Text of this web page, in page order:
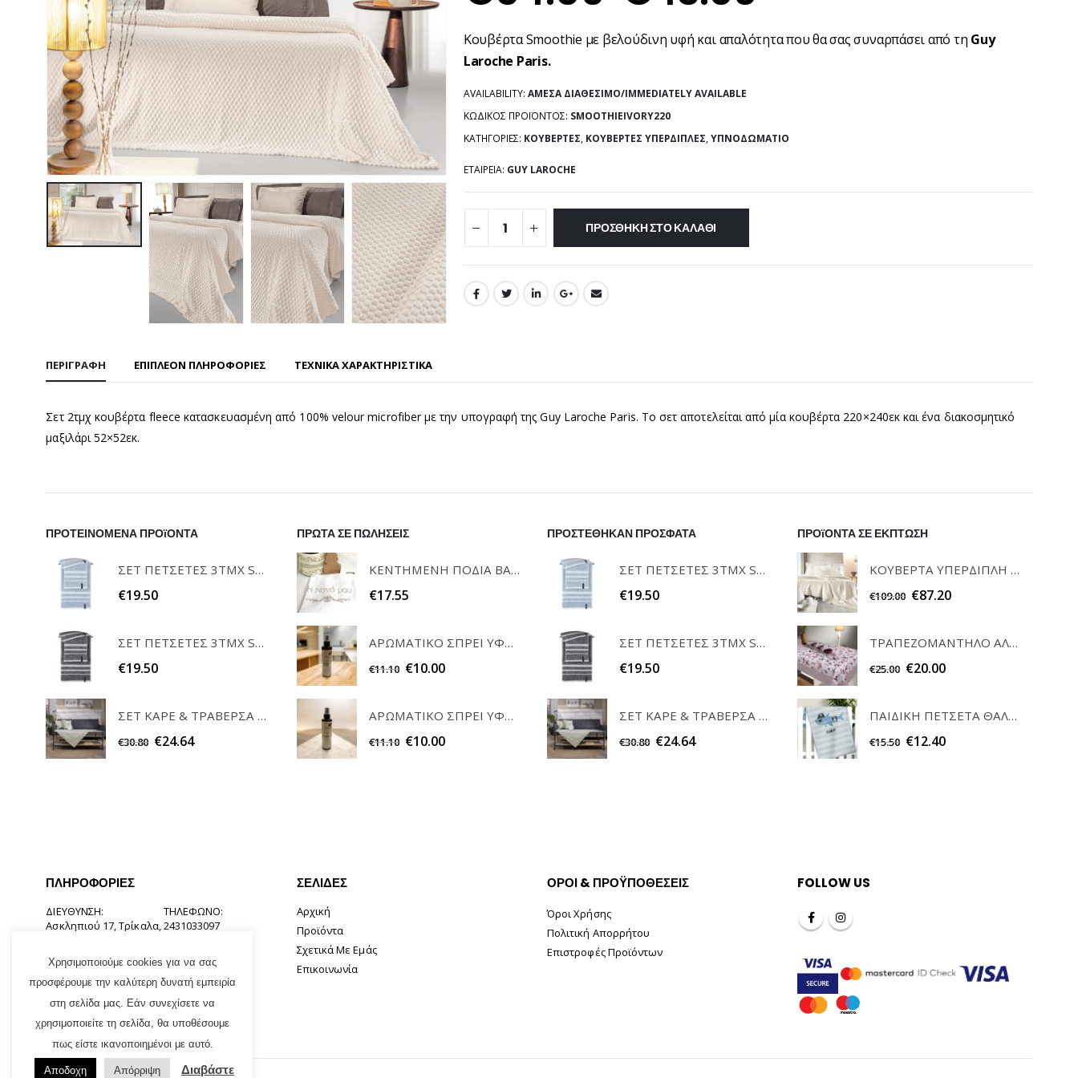
Κουβέρτα Smoothie με βελούδινη υφή και απαλότητα που θα σας συναρπάσει από τη Guy
Laroche Paris.
AVAILABILITY: ΆΜΕΣΑ ΔΙΑΘΈΣΙΜΟ/IMMEDIATELY AVAILABLE
ΚΩΔΙΚΌΣ ΠΡΟΪΌΝΤΟΣ: SMOOTHIEIVORY220
ΚΑΤΗΓΟΡΊΕΣ: ΚΟΥΒΈΡΤΕΣ, ΚΟΥΒΈΡΤΕΣ ΥΠΈΡΔΙΠΛΕΣ,ΥΠΝΟΔΩΜΆΤΙΟ
ΕΤΑΙΡΕΊΑ: GUY LAROCHE
ΠΡΟΣΘΉΚΗ ΣΤΟ ΚΑΛΆΘΙ
ΠΕΡΙΓΡΑΦΉ ΕΠΙΠΛΈΟΝ ΠΛΗΡΟΦΟΡΊΕΣ ΤΕΧΝΙΚΑ ΧΑΡΑΚΤΗΡΙΣΤΙΚΑ
Σετ 2τμχ κουβέρτα fleece κατασκευασμένη από 100% velour microfiber με την υπογραφή της Guy Laroche Paris. Το σετ αποτελείται από μία κουβέρτα 220×240εκ και ένα διακοσμητικό
μαξιλάρι 52×52εκ.
ΠΡΟΤΕΙΝΟΜΕΝΑ ΠΡΟϊΟΝΤΑ
ΣΕΤ ΠΕΤΣΕΤΕΣ 3ΤΜΧ SOFRANO CIELO GUY LAROCHE
€19.50
ΣΕΤ ΠΕΤΣΕΤΕΣ 3ΤΜΧ SOFRANO ANTHRACITE GUY LAROCHE
€19.50
ΣΕΤ ΚΑΡΕ & ΤΡΑΒΕΡΣΑ PEONY 08 TEORAN HOME & MORE
€30.80 €24.64
ΠΡΩΤΑ ΣΕ ΠΩΛΗΣΕΙΣ
ΚΕΝΤΗΜΕΝΗ ΠΟΔΙΑ ΒΑΦΤΙΣΗΣ "Η ΝΟΝΑ ΜΟΥ" RAISON D'ETRE
€17.55
ΑΡΩΜΑΤΙΚΟ ΣΠΡΕΙ ΥΦΑΣΜΑΤΩΝ WHITE MUSK 200ml ELEGANT
€11.10 €10.00
ΑΡΩΜΑΤΙΚΟ ΣΠΡΕΙ ΥΦΑΣΜΑΤΩΝ POWDER 200ml ELEGANT
€11.10 €10.00
ΠΡΟΣΤΕΘΗΚΑΝ ΠΡΟΣΦΑΤΑ
ΣΕΤ ΠΕΤΣΕΤΕΣ 3ΤΜΧ SOFRANO CIELO GUY LAROCHE
€19.50
ΣΕΤ ΠΕΤΣΕΤΕΣ 3ΤΜΧ SOFRANO ANTHRACITE GUY LAROCHE
€19.50
ΣΕΤ ΚΑΡΕ & ΤΡΑΒΕΡΣΑ PEONY 08 TEORAN HOME & MORE
€30.80 €24.64
ΠΡΟϊΟΝΤΑ ΣΕ ΕΚΠΤΩΣΗ
ΚΟΥΒΕΡΤΑ ΥΠΕΡΔΙΠΛΗ ΒΑΜΒΑΚΕΡΗ NIKKI CREAM GUY LAROCHE
€109.00 €87.20
ΤΡΑΠΕΖΟΜΑΝΤΗΛΟ ΑΛΕΚΙΑΣΤΟ 145x180cm 1045 LILAC SAINT CLAIR
€25.00 €20.00
ΠΑΙΔΙΚΗ ΠΕΤΣΕΤΑ ΘΑΛΑΣΣΗΣ QUICK DRY 2 ΟΨΕΩΝ AHOY NIMA HOME
€15.50 €12.40
ΠΛΗΡΟΦΟΡΊΕΣ
ΔΙΕΎΘΥΝΣΗ:
Ασκληπιού 17, Τρίκαλα,
ΤΗΛΈΦΩΝΟ:
2431033097
EMAIL:
info@tsirogiannishome.gr
ΣΕΛΊΔΕΣ
Αρχική
Προϊόντα
Σχετικά Με Εμάς
Επικοινωνία
ΟΡΟΙ & ΠΡΟΫΠΟΘΕΣΕΙΣ
Όροι Χρήσης
Πολιτική Απορρήτου
Επιστροφές Προϊόντων
FOLLOW US
Χρησιμοποιούμε cookies για να σας
προσφέρουμε την καλύτερη δυνατή εμπειρία
στη σελίδα μας. Εάν συνεχίσετε να
χρησιμοποιείτε τη σελίδα, θα υποθέσουμε
πως είστε ικανοποιημένοι με αυτό.
Αποδοχη Απόρριψη Διαβάστε